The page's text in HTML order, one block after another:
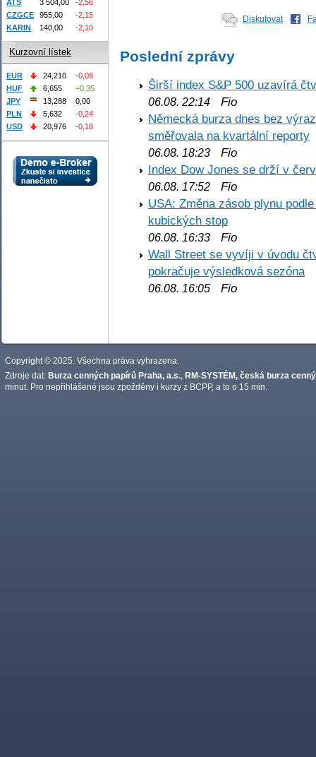
Diskutovat
Poslední zprávy
Širší index S&P 500 uzavírá
06.08. 22:14 Fio
Německá burza dnes bez
směřovala na kvartální reporty
06.08. 18:23 Fio
Index Dow Jones se drží v
06.08. 17:52 Fio
USA: Změna zásob plynu
kubických stop
06.08. 16:33 Fio
Wall Street se vyvíji v úvodu
pokračuje výsledková sezóna
06.08. 16:05 Fio
ATS
3 504,00
-2,56
CZGCE
955,00
-2,15
KARIN
140,00 -2,10
Kurzovní lístek
EUR 24,210
-0,08
HUF
6,655
+0,35
JPY
13,288
0,00
PLN
5,632
-0,24
USD
20,976 -0,18
Copyright © 2025. Všechna práva vyhrazena.
Zdroje dat: Burza cenných papírů Praha, a.s. RM-SYSTÉM, česká burza
minut. Pro nepřihlášené jsou zpožděny i kurzy z BCPP, a to o 15 min.